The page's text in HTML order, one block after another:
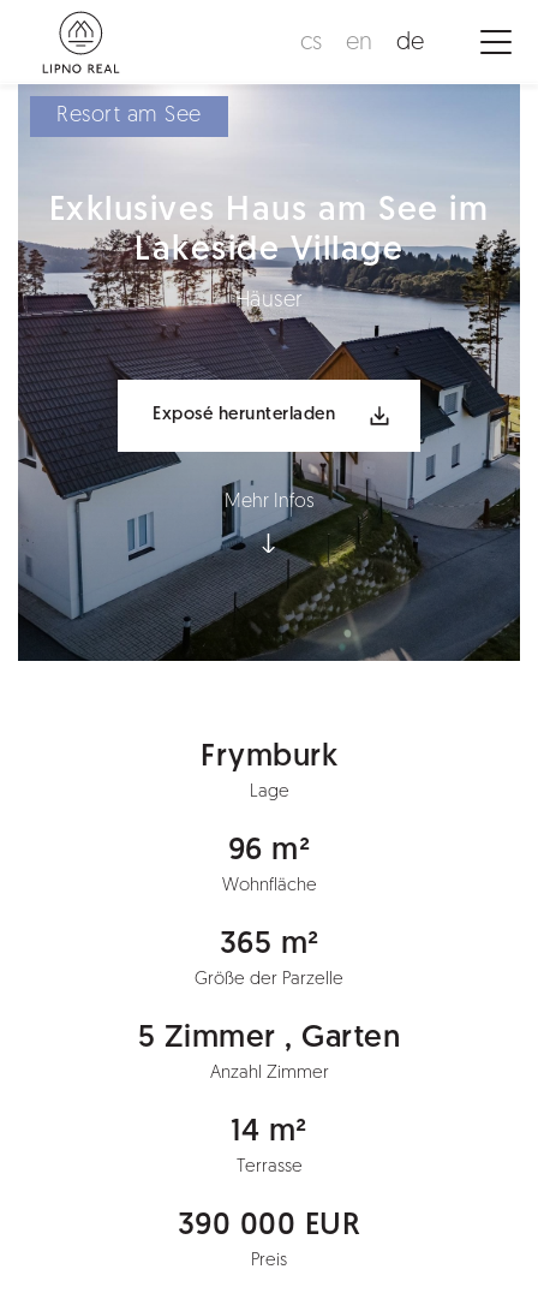
cs en de
Resort am See
Exklusives Haus am See im
Lakeside Village
Häuser
Exposé herunterladen
Mehr Infos
Frymburk
Lage
96 m²
Wohnfläche
365 m²
Größe der Parzelle
5 Zimmer , Garten
Anzahl Zimmer
14 m²
Terrasse
390 000 EUR
Preis